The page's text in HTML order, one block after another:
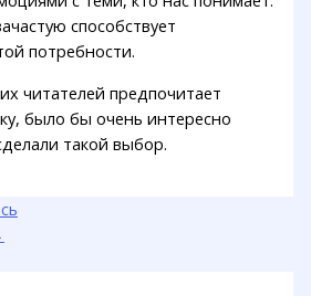
способствует
потребности.
читателей предпочитает
было бы очень интересно
такой выбор.